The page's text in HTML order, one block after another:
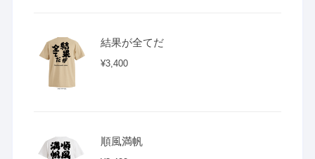
結果が全てだ
¥3,400
順風満帆